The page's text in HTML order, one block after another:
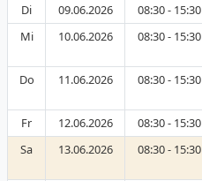
Di
09.06.2026 08:30 - 15:30
Mi
10.06.2026 08:30 - 15:30
Do 11.06.2026 08:30 - 15:30
Fr 12.06.2026 08:30 - 15:30
Sa
13.06.2026 08:30 - 15:30